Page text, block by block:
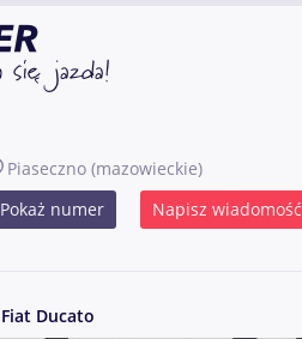
Piaseczno (mazowieckie)
Pokaż numer Napisz wiadomość
Fiat Ducato